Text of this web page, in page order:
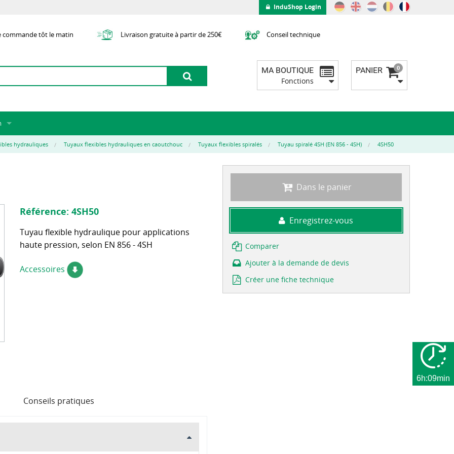
6h:09min
InduShop Login
commande tôt le matin Livraison gratuite à partir de 250€ Conseil technique
PANIER 0
MA BOUTIQUE
Fonctions
externes
de cotes de sertissage
nous
hydrauliques Tuyaux flexibles hydrauliques en caoutchouc Tuyaux flexibles spiralés Tuyau spiralé 4SH (EN 856 - 4SH) 4SH50
Référence: 4SH50
Tuyau flexible hydraulique pour applications
haute pression, selon EN 856 - 4SH
Accessoires
Dans le panier
Enregistrez-vous
Comparer
Ajouter à la demande de devis
Créer une fiche technique
Conseils pratiques